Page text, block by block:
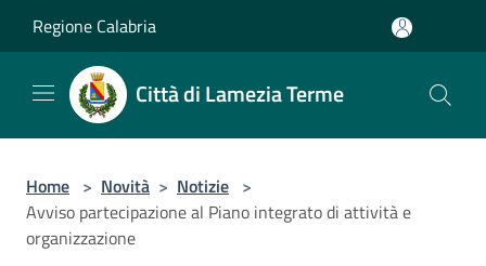
Regione Calabria
Città di Lamezia Terme
Home > Novità > Notizie >
Avviso partecipazione al Piano integrato di attività e
organizzazione